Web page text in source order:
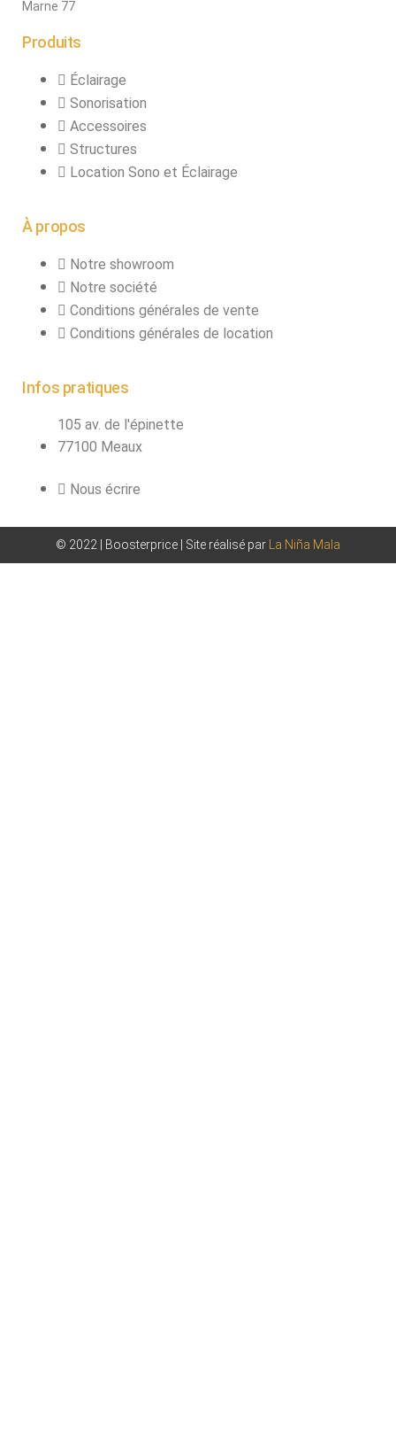
Marne 77
Produits
Éclairage
Sonorisation
Accessoires
Structures
Location Sono et Éclairage
À propos
Notre showroom
Notre société
Conditions générales de vente
Conditions générales de location
Infos pratiques
105 av. de l'épinette
77100 Meaux
Nous écrire
© 2022 | Boosterprice | Site réalisé par La Niña Mala